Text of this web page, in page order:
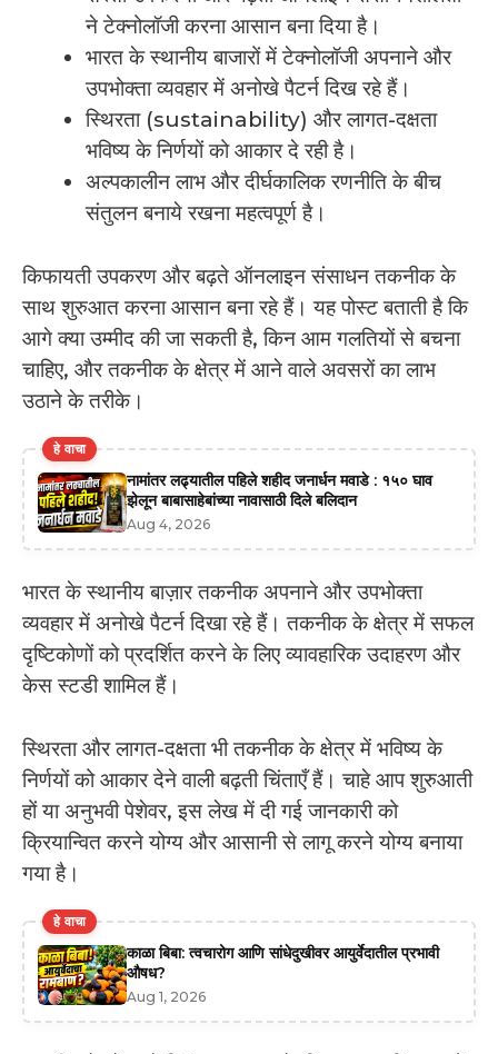
ने टेक्नोलॉजी करना आसान बना दिया है।
भारत के स्थानीय बाजारों में टेक्नोलॉजी अपनाने और
उपभोक्ता व्यवहार में अनोखे पैटर्न दिख रहे हैं।
स्थिरता (sustainability) और लागत-दक्षता
भविष्य के निर्णयों को आकार दे रही है।
अल्पकालीन लाभ और दीर्घकालिक रणनीति के बीच
संतुलन बनाये रखना महत्वपूर्ण है।
किफायती उपकरण और बढ़ते ऑनलाइन संसाधन तकनीक के
साथ शुरुआत करना आसान बना रहे हैं। यह पोस्ट बताती है कि
आगे क्या उम्मीद की जा सकती है, किन आम गलतियों से बचना
चाहिए, और तकनीक के क्षेत्र में आने वाले अवसरों का लाभ
उठाने के तरीके।
हे वाचा
नामांतर लढ्यातील पहिले शहीद जनार्धन मवाडे : १५० घाव
झेलून बाबासाहेबांच्या नावासाठी दिले बलिदान
Aug 4, 2026
भारत के स्थानीय बाज़ार तकनीक अपनाने और उपभोक्ता
व्यवहार में अनोखे पैटर्न दिखा रहे हैं। तकनीक के क्षेत्र में सफल
दृष्टिकोणों को प्रदर्शित करने के लिए व्यावहारिक उदाहरण और
केस स्टडी शामिल हैं।
स्थिरता और लागत-दक्षता भी तकनीक के क्षेत्र में भविष्य के
निर्णयों को आकार देने वाली बढ़ती चिंताएँ हैं। चाहे आप शुरुआती
हों या अनुभवी पेशेवर, इस लेख में दी गई जानकारी को
क्रियान्वित करने योग्य और आसानी से लागू करने योग्य बनाया
गया है।
हे वाचा
काळा बिबा: त्वचारोग आणि सांधेदुखीवर आयुर्वेदातील प्रभावी
औषध?
Aug 1, 2026